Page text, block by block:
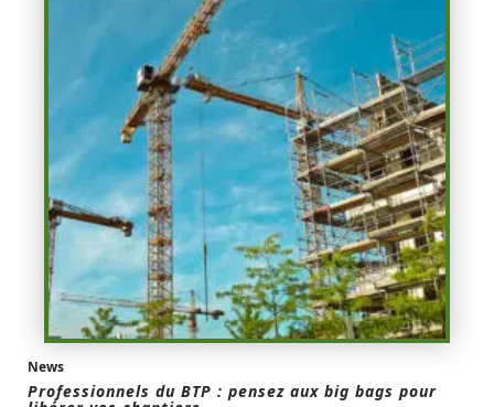
News
Professionnels du BTP : pensez aux big bags pour